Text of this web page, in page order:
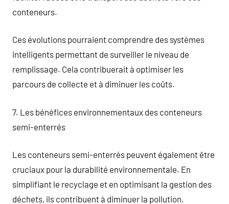
conteneurs.
Ces évolutions pourraient comprendre des systèmes
intelligents permettant de surveiller le niveau de
remplissage. Cela contribuerait à optimiser les
parcours de collecte et à diminuer les coûts.
7. Les bénéfices environnementaux des conteneurs
semi-enterrés
Les conteneurs semi-enterrés peuvent également être
cruciaux pour la durabilité environnementale. En
simplifiant le recyclage et en optimisant la gestion des
déchets, ils contribuent à diminuer la pollution.